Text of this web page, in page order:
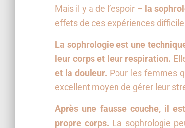
Mais il y a de l’espoir – la
effets de ces expériences
La sophrologie est une
leur corps et leur respiration.
et la douleur. Pour les femmes
excellent moyen de gérer leur
Après une fausse couche, il
propre corps. La sophrologie